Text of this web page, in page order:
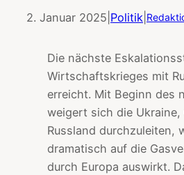
2. Januar 2025 Politik
Die nächste
Wirtschaftskrieges mit
erreicht. Mit Beginn des
weigert sich die Ukraine,
Russland durchzuleiten,
dramatisch auf die
durch Europa auswirkt.